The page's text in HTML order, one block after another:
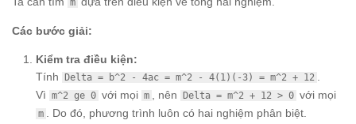
m
Các bước giải:
Kiểm tra điều kiện:
Tính
Delta = b^2 - 4ac = m^2 - 4(1)(-3) = m^2 + 12
Vì m^2 ge 0 với mọi m , nên Delta = m^2 + 12 > 0 với mọi
m
. Do đó, phương trình luôn có hai nghiệm phân biệt.